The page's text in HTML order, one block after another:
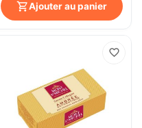
Ajouter au panier